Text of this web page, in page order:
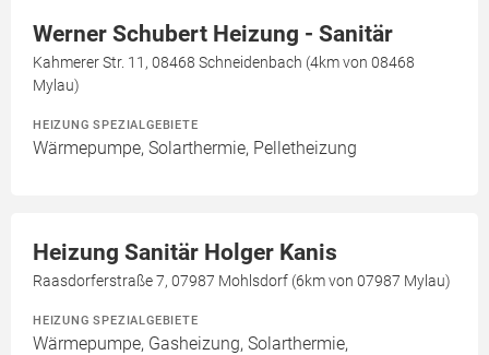
Werner Schubert Heizung - Sanitär
Kahmerer Str. 11, 08468 Schneidenbach (4km von 08468
Mylau)
HEIZUNG SPEZIALGEBIETE
Wärmepumpe, Solarthermie, Pelletheizung
Heizung Sanitär Holger Kanis
Raasdorferstraße 7, 07987 Mohlsdorf (6km von 07987 Mylau)
HEIZUNG SPEZIALGEBIETE
Wärmepumpe, Gasheizung, Solarthermie,